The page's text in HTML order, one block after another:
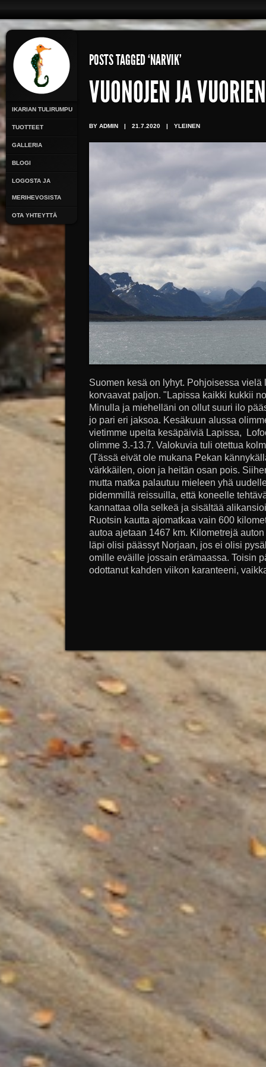
IKARIAN TULIRUMPU
TUOTTEET
GALLERIA
BLOGI
LOGOSTA JA
MERIHEVOSISTA
OTA YHTEYTTÄ
POSTS TAGGED ‘NARVIK’
VUONOJEN JA
BY ADMIN | 21.7.2020 | YLEINEN
Suomen kesä on lyhyt. Pohjoisessa vielä
korvaavat paljon. "Lapissa kaikki kukkii
Minulla ja miehelläni on ollut suuri ilo
jo pari eri jaksoa. Kesäkuun alussa
vietimme upeita kesäpäiviä Lapissa,
olimme 3.-13.7. Valokuvia tuli otettua
(Tässä eivät ole mukana Pekan
värkkäilen, oion ja heitän osan pois.
mutta matka palautuu mieleen yhä
pidemmillä reissuilla, että koneelle
kannattaa olla selkeä ja sisältää
Ruotsin kautta ajomatkaa vain 600
autoa ajetaan 1467 km. Kilometrejä
läpi olisi päässyt Norjaan, jos ei olisi
omille eväille jossain erämaassa. Toisin
odottanut kahden viikon karanteeni,